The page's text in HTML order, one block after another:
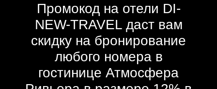
Промокод на отели DI-
NEW-TRAVEL даст вам
скидку на бронирование
любого номера в
гостинице Атмосфера